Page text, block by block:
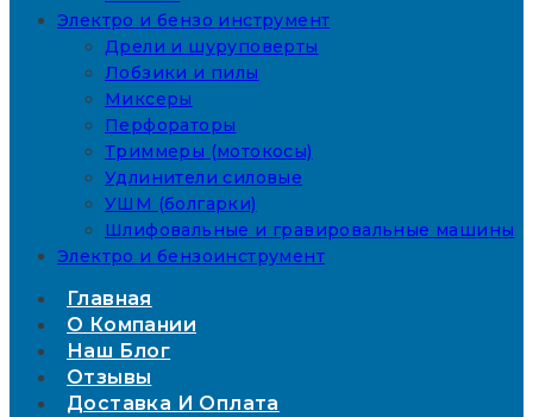
Электро и бензо инструмент
Дрели и шуруповерты
Лобзики и пилы
Миксеры
Перфораторы
Триммеры (мотокосы)
Удлинители силовые
УШМ (болгарки)
Шлифовальные и гравировальные машины
Электро и бензоинструмент
Главная
О Компании
Наш Блог
Отзывы
Доставка И Оплата